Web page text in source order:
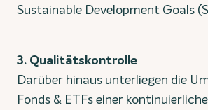
Sustainable Development Goals
3. Qualitätskontrolle
Darüber hinaus unterliegen die
Fonds & ETFs einer